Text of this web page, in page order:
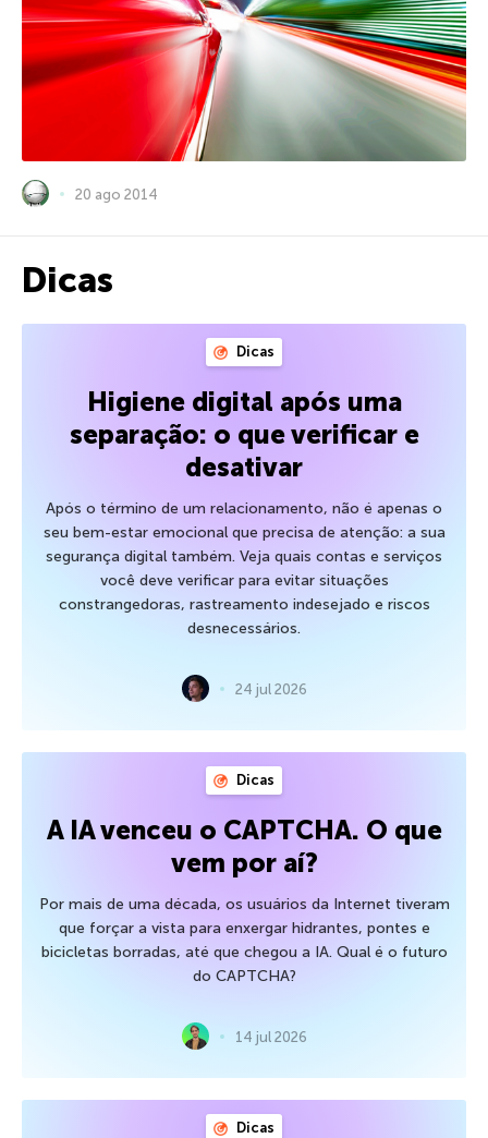
20 ago 2014
Dicas
Dicas
Higiene digital após uma
separação: o que verificar e
desativar
Após o término de um relacionamento, não é apenas o
seu bem-estar emocional que precisa de atenção: a sua
segurança digital também. Veja quais contas e serviços
você deve verificar para evitar situações
constrangedoras, rastreamento indesejado e riscos
desnecessários.
24 jul 2026
Dicas
A IA venceu o CAPTCHA. O que
vem por aí?
Por mais de uma década, os usuários da Internet tiveram
que forçar a vista para enxergar hidrantes, pontes e
bicicletas borradas, até que chegou a IA. Qual é o futuro
do CAPTCHA?
14 jul 2026
Dicas